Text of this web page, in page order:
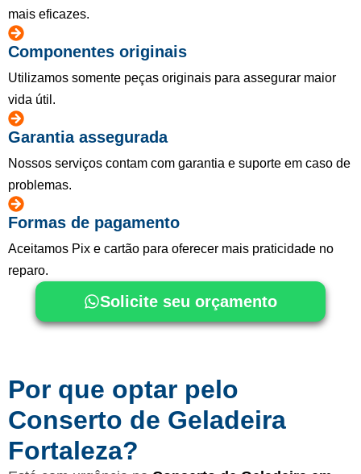
mais eficazes.
Componentes originais
Utilizamos somente peças originais para assegurar maior
vida útil.
Garantia assegurada
Nossos serviços contam com garantia e suporte em caso de
problemas.
Formas de pagamento
Aceitamos Pix e cartão para oferecer mais praticidade no
reparo.
Solicite seu orçamento
Por que optar pelo
Conserto de Geladeira
Fortaleza?